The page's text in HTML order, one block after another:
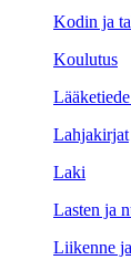
Kodin ja
Koulutus
Lahjakirjat
Laki
Lasten ja
Liikenne